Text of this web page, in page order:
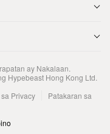
ay Nakalaan.
Hypebeast Hong Kong Ltd.
Privacy
Patakaran sa